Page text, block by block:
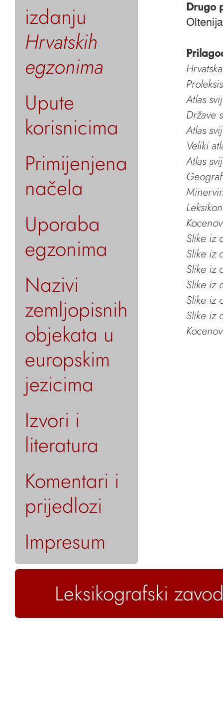
izdanju
Hrvatskih
egzonima
Upute
korisnicima
Primijenjena
načela
Uporaba
egzonima
Nazivi
zemljopisnih
objekata u
europskim
jezicima
Izvori i
literatura
Komentari i
prijedlozi
Impresum
Drugo
Oltenija
Atlas
Države
Atlas
Veliki
Atlas
Slike iz
Slike iz
Slike iz
Slike iz
Slike iz
Slike iz
Leksikografski